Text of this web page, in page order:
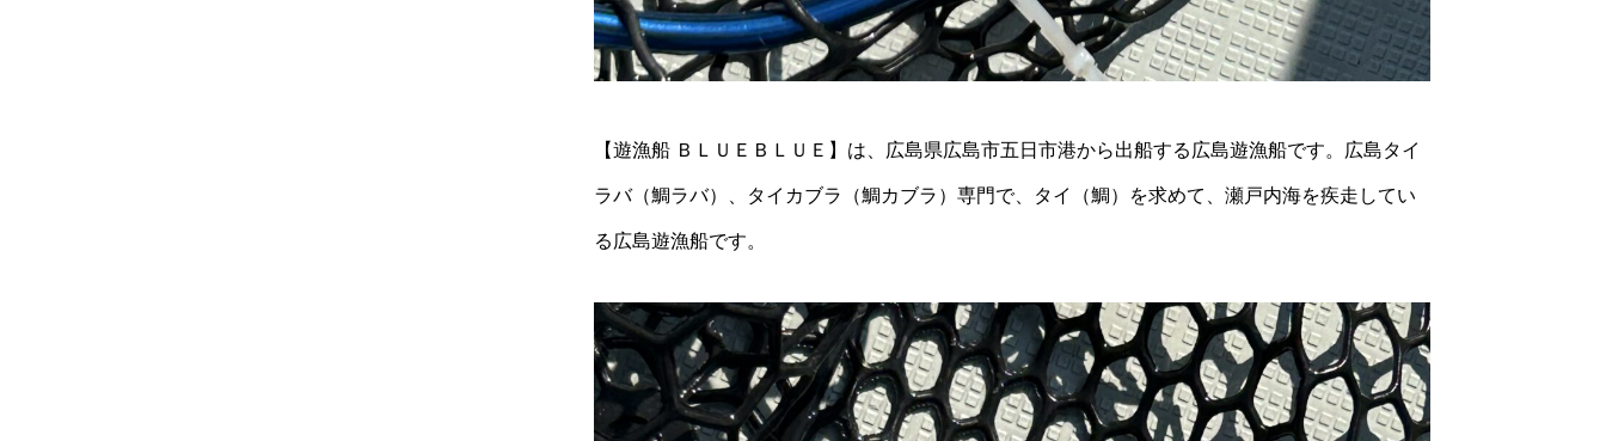
【遊漁船 ＢＬＵＥＢＬＵＥ】は、広島県広島市五日市港から出船する広島遊漁船です。広島タイ
ラバ（鯛ラバ）、タイカブラ（鯛カブラ）専門で、タイ（鯛）を求めて、瀬戸内海を疾走してい
る広島遊漁船です。